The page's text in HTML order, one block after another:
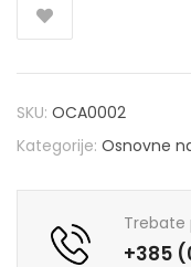
SKU: OCA0002
Kategorije: Osnovne
Trebate
+385